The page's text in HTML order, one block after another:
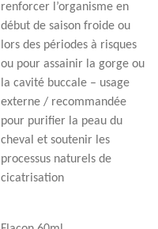
renforcer l’organisme en
début de saison froide ou
lors des périodes à risques
ou pour assainir la gorge ou
la cavité buccale – usage
externe / recommandée
pour purifier la peau du
cheval et soutenir les
processus naturels de
cicatrisation